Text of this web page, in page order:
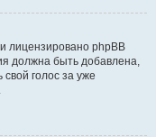
лицензировано phpBB
должна быть добавлена,
свой голос за уже